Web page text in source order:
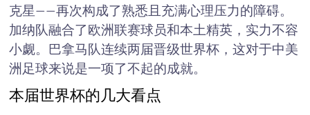
克星——再次构成了熟悉且充满心理压力的障碍。
加纳队融合了欧洲联赛球员和本土精英，实力不容
小觑。巴拿马队连续两届晋级世界杯，这对于中美
洲足球来说是一项了不起的成就。
本届世界杯的几大看点